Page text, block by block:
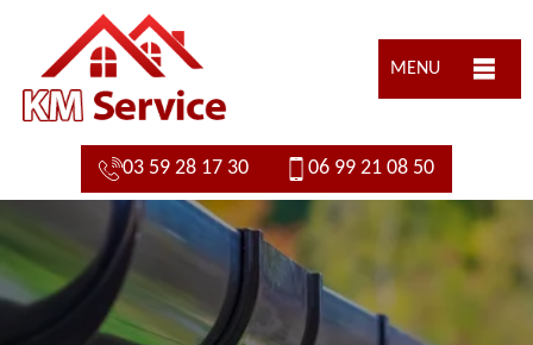
MENU
03 59 28 17 30 06 99 21 08 50